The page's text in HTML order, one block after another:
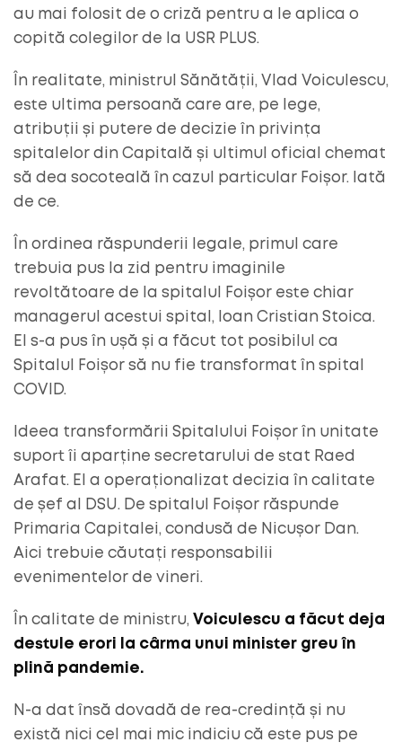
au mai folosit de o criză pentru a le aplica o
copită colegilor de la USR PLUS.
În realitate, ministrul Sănătății, Vlad Voiculescu,
este ultima persoană care are, pe lege,
atribuții și putere de decizie în privința
spitalelor din Capitală și ultimul oficial chemat
să dea socoteală în cazul particular Foișor. Iată
de ce.
În ordinea răspunderii legale, primul care
trebuia pus la zid pentru imaginile
revoltătoare de la spitalul Foișor este chiar
managerul acestui spital, Ioan Cristian Stoica.
El s-a pus în ușă și a făcut tot posibilul ca
Spitalul Foișor să nu fie transformat în spital
COVID.
Ideea transformării Spitalului Foișor în unitate
suport îi aparține secretarului de stat Raed
Arafat. El a operaționalizat decizia în calitate
de șef al DSU. De spitalul Foișor răspunde
Primaria Capitalei, condusă de Nicușor Dan.
Aici trebuie căutați responsabilii
evenimentelor de vineri.
În calitate de ministru, Voiculescu a făcut deja
destule erori la cârma unui minister greu în
plină pandemie.
N-a dat însă dovadă de rea-credință și nu
există nici cel mai mic indiciu că este pus pe